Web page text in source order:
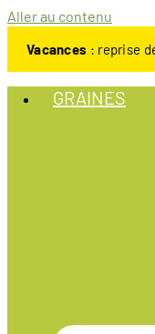
Aller au contenu
Vacances : reprise
GRAINES